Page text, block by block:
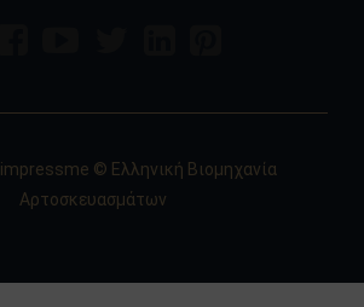
impressme © Ελληνική Βιομηχανία
Αρτοσκευασμάτων